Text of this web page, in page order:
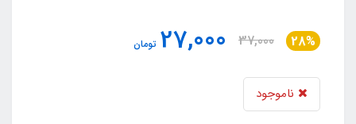
28%
37,000
27,000 تومان
ناموجود